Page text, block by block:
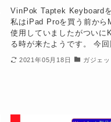
VinPok Taptek Keyboardを
私はiPad Proを買う前から
使用していましたがついに
る時が来たようです。 今
2021年05月18日 ガジェ